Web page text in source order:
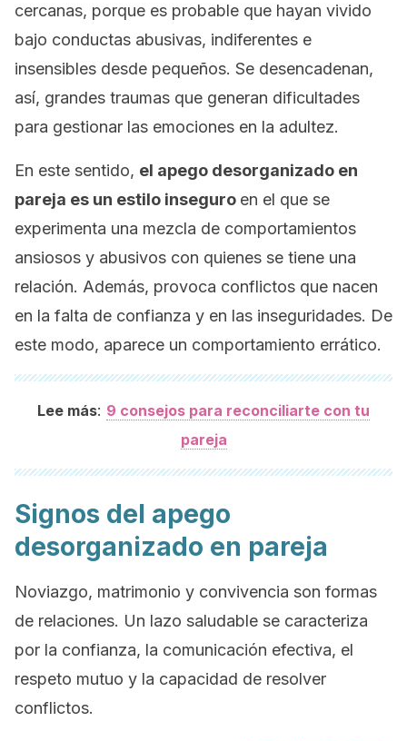
cercanas, porque es probable que hayan vivido
bajo conductas abusivas, indiferentes e
insensibles desde pequeños. Se desencadenan,
así, grandes traumas que generan dificultades
para gestionar las emociones en la adultez.
En este sentido, el apego desorganizado en
pareja es un estilo inseguro en el que se
experimenta una mezcla de comportamientos
ansiosos y abusivos con quienes se tiene una
relación. Además, provoca conflictos que nacen
en la falta de confianza y en las inseguridades. De
este modo, aparece un comportamiento errático.
Lee más: 9 consejos para reconciliarte con tu
pareja
Signos del apego
desorganizado en pareja
Noviazgo, matrimonio y convivencia son formas
de relaciones. Un lazo saludable se caracteriza
por la confianza, la comunicación efectiva, el
respeto mutuo y la capacidad de resolver
conflictos.